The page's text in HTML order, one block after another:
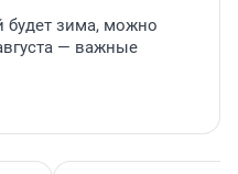
будет зима, можно
— важные